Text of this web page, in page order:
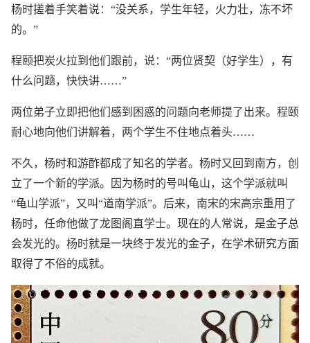
杨时搓着手笑着说：“没关系，学生年轻，火力壮，冻不坏
的。”
程颐把炭火拉到他们跟前，说：“两位贤契（好学生），有
什么问题，快快讲……”
两位弟子立即把他们感到困惑的问题向老师提了出来。程颐
耐心地向他们讲解着，两个学生不住地点着头……
不久，杨时和游酢都成了知名的学者。杨时又回到南方，创
立了一个新的学派。因为杨时的号叫龟山，这个学派就叫
“龟山学派”，又叫“道南学派”。后来，南宋的宋高宗重用了
杨时，任命他做了龙图阁直学士。现在的人常说，是金子总
会发光的。杨时就是一块终于发光的金子，在学术研究方面
取得了不俗的成就。